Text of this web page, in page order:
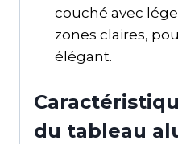
couché avec
zones claires,
élégant.
du tableau